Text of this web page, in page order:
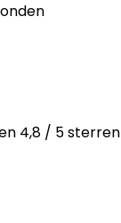
4,8 / 5 sterren